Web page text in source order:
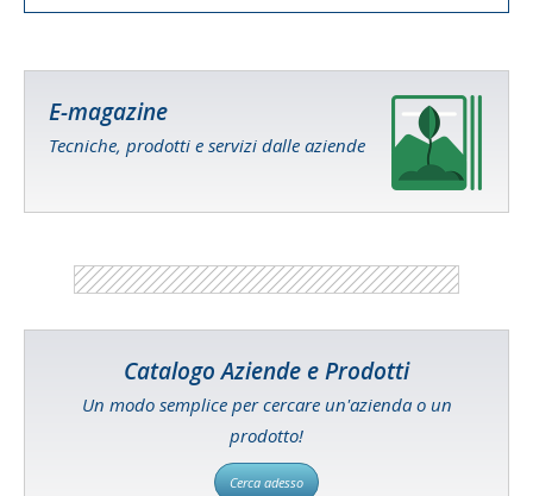
E-magazine
Tecniche, prodotti e servizi dalle aziende
Catalogo Aziende e Prodotti
Un modo semplice per cercare un'azienda o un
prodotto!
Cerca adesso